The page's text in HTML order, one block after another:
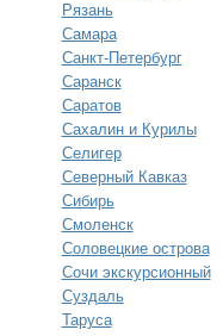
Рязань
Самара
Санкт-Петербург
Саранск
Саратов
Сахалин и Курилы
Селигер
Северный Кавказ
Сибирь
Смоленск
Соловецкие острова
Сочи экскурсионный
Суздаль
Таруса